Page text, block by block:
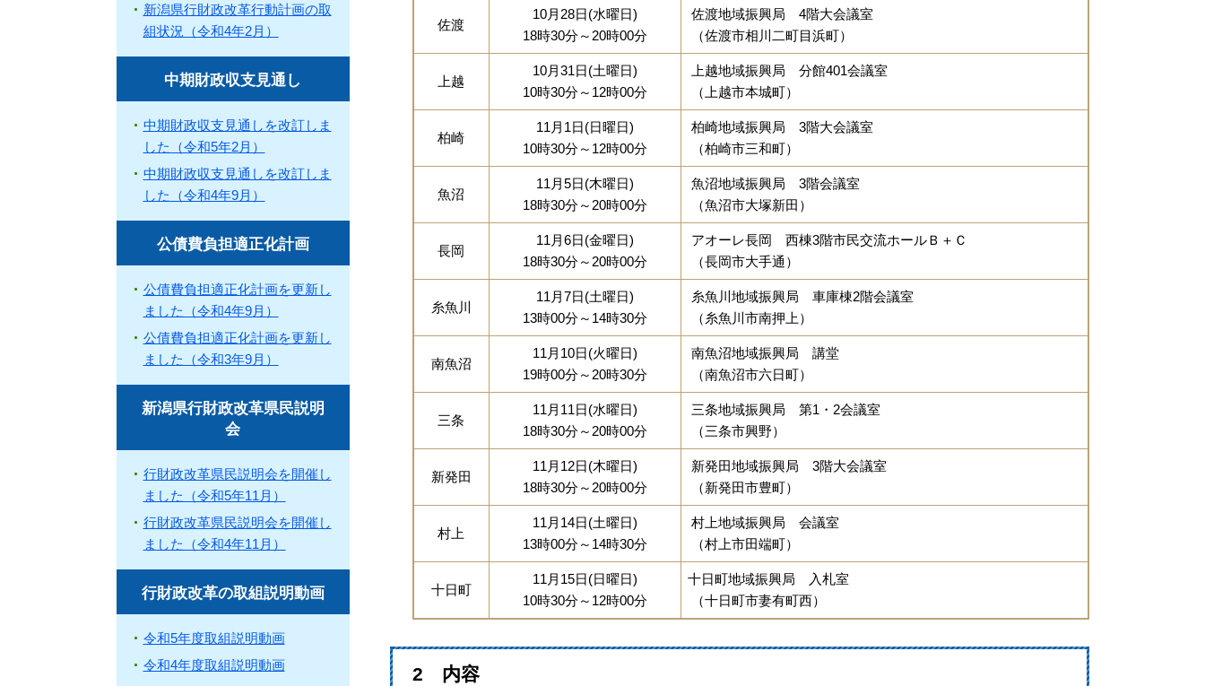
佐渡
10月28日(水曜日)
18時30分～20時00分
佐渡地域振興局 4階大会議室
（佐渡市相川二町目浜町）
上越
10月31日(土曜日)
10時30分～12時00分
上越地域振興局 分館401会議室
（上越市本城町）
柏崎
11月1日(日曜日)
10時30分～12時00分
柏崎地域振興局 3階大会議室
（柏崎市三和町）
魚沼
11月5日(木曜日)
18時30分～20時00分
魚沼地域振興局 3階会議室
（魚沼市大塚新田）
長岡
11月6日(金曜日)
18時30分～20時00分
アオーレ長岡 西棟3階市民交流ホールＢ＋Ｃ
（長岡市大手通）
糸魚川
11月7日(土曜日)
13時00分～14時30分
糸魚川地域振興局 車庫棟2階会議室
（糸魚川市南押上）
南魚沼
11月10日(火曜日)
19時00分～20時30分
南魚沼地域振興局 講堂
（南魚沼市六日町）
三条
11月11日(水曜日)
18時30分～20時00分
三条地域振興局 第1・2会議室
（三条市興野）
新発田
11月12日(木曜日)
18時30分～20時00分
新発田地域振興局 3階大会議室
（新発田市豊町）
村上
11月14日(土曜日)
13時00分～14時30分
村上地域振興局 会議室
（村上市田端町）
十日町
11月15日(日曜日)
10時30分～12時00分
十日町地域振興局 入札室
（十日町市妻有町西）
2 内容
新潟県行財政改革行動計画の取
組状況（令和4年2月）
中期財政収支見通し
中期財政収支見通しを改訂しま
した（令和5年2月）
中期財政収支見通しを改訂しま
した（令和4年9月）
公債費負担適正化計画
公債費負担適正化計画を更新し
ました（令和4年9月）
公債費負担適正化計画を更新し
ました（令和3年9月）
新潟県行財政改革県民説明
会
行財政改革県民説明会を開催し
ました（令和5年11月）
行財政改革県民説明会を開催し
ました（令和4年11月）
行財政改革の取組説明動画
令和5年度取組説明動画
令和4年度取組説明動画